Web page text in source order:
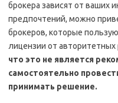
брокера зависят от ваших
предпочтений, можно
брокеров, которые
лицензии от авторитетных
что это не является
самостоятельно
принимать решение.